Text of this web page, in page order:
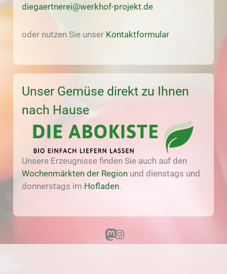
diegaertnerei@werkhof-projekt.de
oder nutzen Sie unser Kontaktformular
Unser Gemüse direkt zu Ihnen
nach Hause
Unsere Erzeugnisse finden Sie auch auf den
Wochenmärkten der Region und dienstags und
donnerstags im Hofladen.
MastodonInstagram